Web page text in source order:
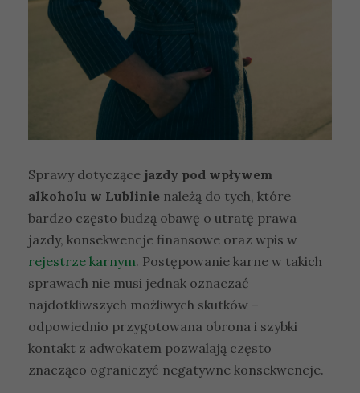
Sprawy dotyczące jazdy pod wpływem
alkoholu w Lublinie należą do tych, które
bardzo często budzą obawę o utratę prawa
jazdy, konsekwencje finansowe oraz wpis w
rejestrze karnym. Postępowanie karne w takich
sprawach nie musi jednak oznaczać
najdotkliwszych możliwych skutków –
odpowiednio przygotowana obrona i szybki
kontakt z adwokatem pozwalają często
znacząco ograniczyć negatywne konsekwencje.